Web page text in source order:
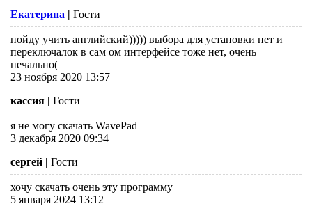
Екатерина | Гости
пойду учить английский))))) выбора для установки нет и
переключалок в сам ом интерфейсе тоже нет, очень
печально(
23 ноября 2020 13:57
кассия | Гости
я не могу скачать WavePad
3 декабря 2020 09:34
сергей | Гости
хочу скачать очень эту программу
5 января 2024 13:12